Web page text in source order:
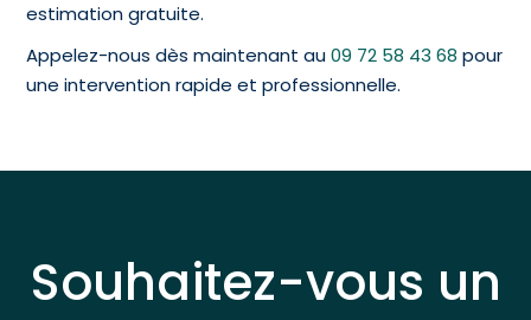
estimation gratuite.
Appelez-nous dès maintenant au09 72 58 43 68 pour
une intervention rapide et professionnelle.
Souhaitez-vous un